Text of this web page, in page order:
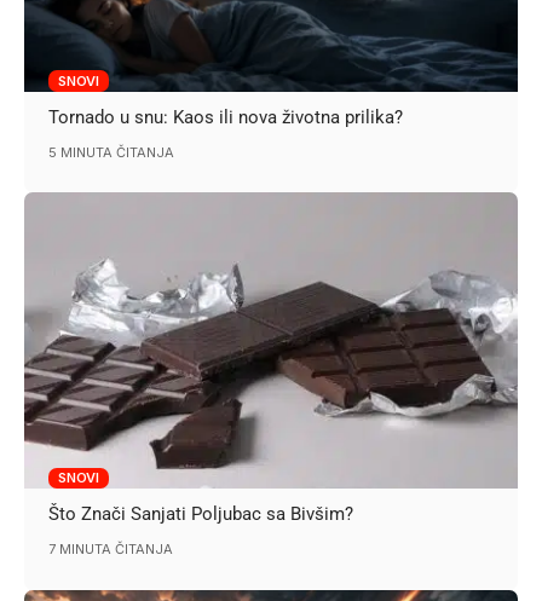
SNOVI
Tornado u snu: Kaos ili nova životna prilika?
5 MINUTA ČITANJA
SNOVI
Što Znači Sanjati Poljubac sa Bivšim?
7 MINUTA ČITANJA